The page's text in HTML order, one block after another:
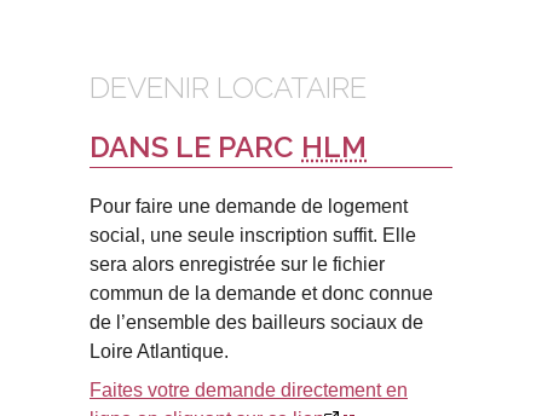
DEVENIR LOCATAIRE
DANS LE PARC HLM
Pour faire une demande de logement
social, une seule inscription suffit. Elle
sera alors enregistrée sur le fichier
commun de la demande et donc connue
de l’ensemble des bailleurs sociaux de
Loire Atlantique.
Faites votre demande directement en